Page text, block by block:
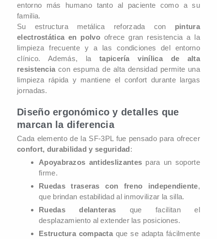
entorno más humano tanto al paciente como a su
familia.
Su estructura metálica reforzada con pintura
electrostática en polvoofrece gran resistencia a la
limpieza frecuente y a las condiciones del entorno
clínico. Además, latapicería vinílica de alta
resistencia con espuma de alta densidad permite una
limpieza rápida y mantiene el confort durante largas
jornadas.
Diseño ergonómico y detalles que
marcan la diferencia
Cada elemento de la SF-3PL fue pensado para ofrecer
confort, durabilidad y seguridad:
Apoyabrazos antideslizantes para un soporte
firme.
Ruedas traseras con freno independiente,
que brindan estabilidad al inmovilizar la silla.
Ruedas delanteras que facilitan el
desplazamiento al extender las posiciones.
Estructura compacta que se adapta fácilmente